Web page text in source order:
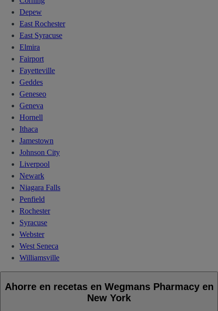
Depew
East Rochester
East Syracuse
Elmira
Fairport
Fayetteville
Geddes
Geneseo
Geneva
Hornell
Ithaca
Jamestown
Johnson City
Liverpool
Newark
Niagara Falls
Penfield
Rochester
Syracuse
Webster
West Seneca
Williamsville
Ahorre en recetas en Wegmans Pharmacy en
New York